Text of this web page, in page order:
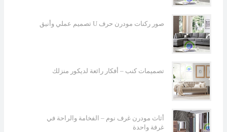
تصميم عملي وأنيق U صور ركنات مودرن حرف
تصميمات كنب – أفكار رائعة لديكور منزلك
أثاث مودرن غرف نوم – الفخامة والراحة في
غرفة واحدة